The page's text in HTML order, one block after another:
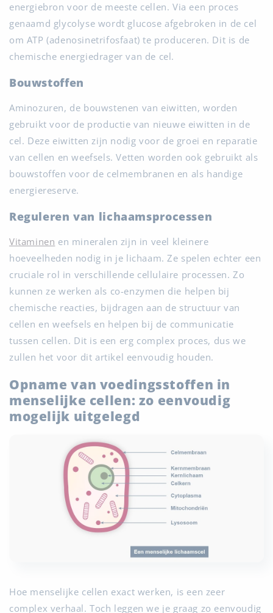
energiebron voor de meeste cellen. Via een proces
genaamd glycolyse wordt glucose afgebroken in de cel
om ATP (adenosinetrifosfaat) te produceren. Dit is de
chemische energiedrager van de cel.
Bouwstoffen
Aminozuren, de bouwstenen van eiwitten, worden
gebruikt voor de productie van nieuwe eiwitten in de
cel. Deze eiwitten zijn nodig voor de groei en reparatie
van cellen en weefsels. Vetten worden ook gebruikt als
bouwstoffen voor de celmembranen en als handige
energiereserve.
Reguleren van lichaamsprocessen
Vitaminen en mineralen zijn in veel kleinere
hoeveelheden nodig in je lichaam. Ze spelen echter een
cruciale rol in verschillende cellulaire processen. Zo
kunnen ze werken als co-enzymen die helpen bij
chemische reacties, bijdragen aan de structuur van
cellen en weefsels en helpen bij de communicatie
tussen cellen. Dit is een erg complex proces, dus we
zullen het voor dit artikel eenvoudig houden.
Opname van voedingsstoffen in
menselijke cellen: zo eenvoudig
mogelijk uitgelegd
Hoe menselijke cellen exact werken, is een zeer
complex verhaal. Toch leggen we je graag zo eenvoudig